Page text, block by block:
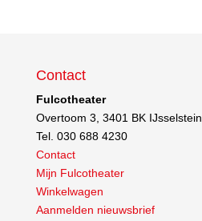
Contact
Fulcotheater
Overtoom 3, 3401 BK IJsselstein
Tel. 030 688 4230
Contact
Mijn Fulcotheater
Winkelwagen
Aanmelden nieuwsbrief